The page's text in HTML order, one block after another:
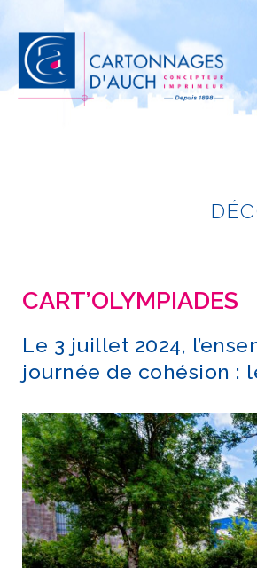
CART’OLYMPIADES
Le 3 juillet 2024,
journée de cohésion :